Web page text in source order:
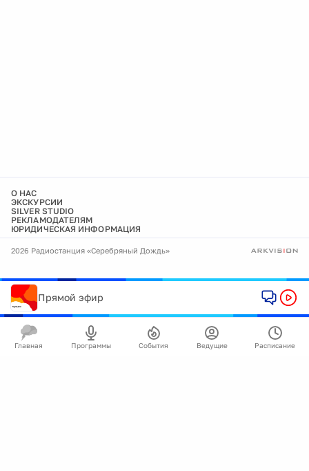
О НАС
ЭКСКУРСИИ
SILVER STUDIO
РЕКЛАМОДАТЕЛЯМ
ЮРИДИЧЕСКАЯ ИНФОРМАЦИЯ
2026 Радиостанция «Серебряный Дождь»
Прямой эфир
Главная Программы События Ведущие Расписание